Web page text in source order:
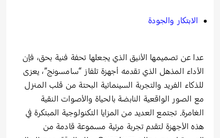
الابتكار والجودة
عدا عن تصميمها الأنيق الذي يجعلها تحفة فنية بحق، فإن
الأداء المذهل الذي تقدمه أجهزة تلفاز “سامسونج”، يعزى
للذكاء الفريد والتجربة السينمائية البحتة من قلب المنزل
مع الصور الواقعية النابضة بالحياة والأصوات النقية
الغامرة. تجتمع العديد من المزايا التكنولوجية المبتكرة في
هذه الأجهزة لتقدم تجربة مرئية مسموعة قادمة من